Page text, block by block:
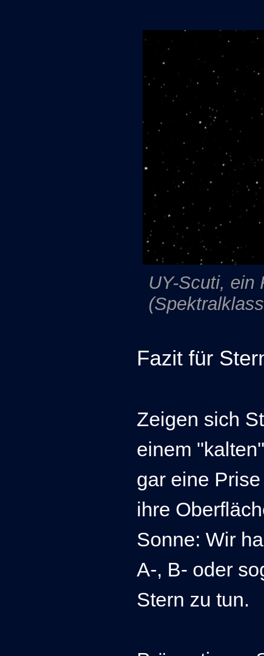
UY-Scuti, ein
Fazit für
Zeigen sich
einem
gar eine
ihre
Sonne: Wir
A-, B- oder
Stern zu tun.